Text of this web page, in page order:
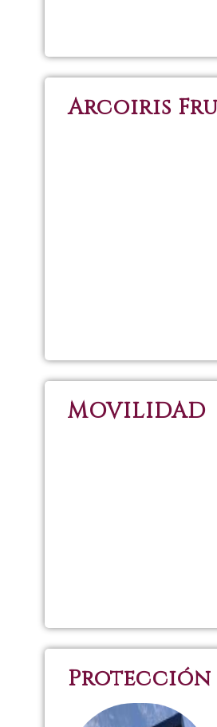
Arcoiris
MOVILIDAD
Protección